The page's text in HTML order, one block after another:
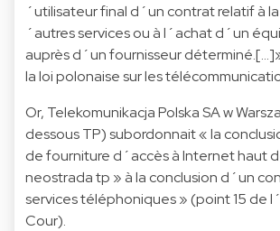
´utilisateur final d´un contrat relatif à
´autres services ou à l´achat d´un
auprès d´un fournisseur
la loi polonaise sur les
Or, Telekomunikacja Polska SA w
dessous TP) subordonnait « la
de fourniture d´accès à Internet haut
neostrada tp » à la conclusion d´un
services téléphoniques » (point 15 de
Cour).